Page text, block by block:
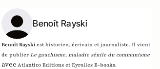
Benoît Rayski
Benoît Rayskiest historien, écrivain et journaliste. Il vient
de publierLe gauchisme, maladie sénile du communisme
avecAtlantico Editions et Eyrolles E-books.